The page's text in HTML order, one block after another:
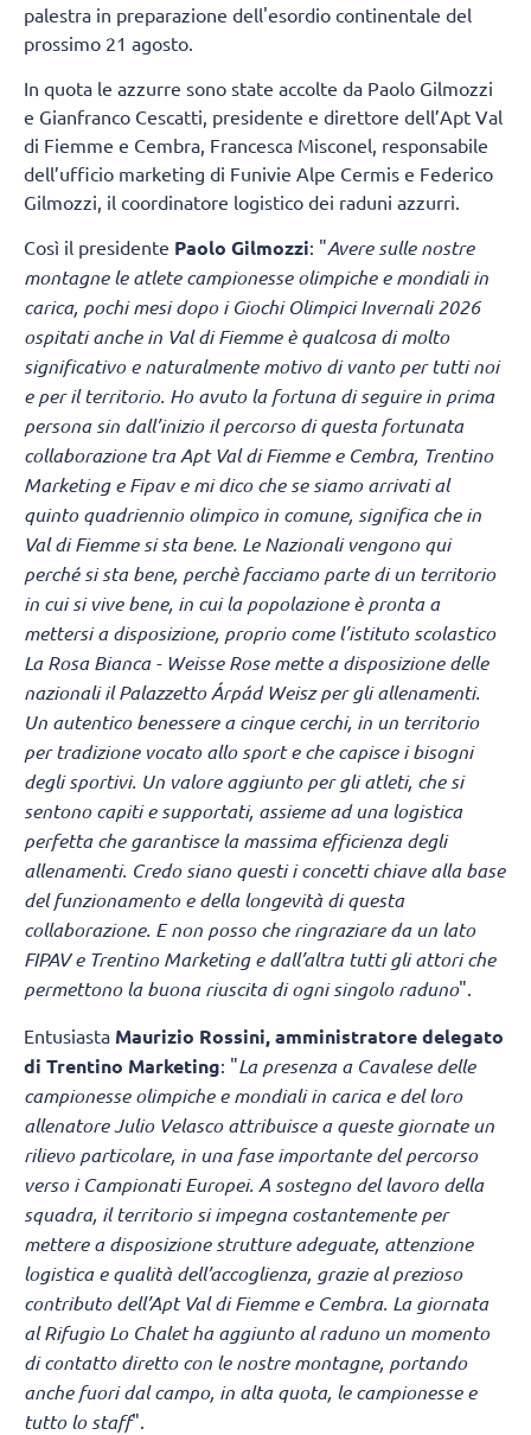
palestra in preparazione dell'esordio continentale del
prossimo 21 agosto.
In quota le azzurre sono state accolte da Paolo Gilmozzi
e Gianfranco Cescatti, presidente e direttore dell’Apt Val
di Fiemme e Cembra, Francesca Misconel, responsabile
dell’ufficio marketing di Funivie Alpe Cermis e Federico
Gilmozzi, il coordinatore logistico dei raduni azzurri.
Così il presidente Paolo Gilmozzi: "Avere sulle nostre
montagne le atlete campionesse olimpiche e mondiali in
carica, pochi mesi dopo i Giochi Olimpici Invernali 2026
ospitati anche in Val di Fiemme è qualcosa di molto
significativo e naturalmente motivo di vanto per tutti noi
e per il territorio. Ho avuto la fortuna di seguire in prima
persona sin dall’inizio il percorso di questa fortunata
collaborazione tra Apt Val di Fiemme e Cembra, Trentino
Marketing e Fipav e mi dico che se siamo arrivati al
quinto quadriennio olimpico in comune, significa che in
Val di Fiemme si sta bene. Le Nazionali vengono qui
perché si sta bene, perchè facciamo parte di un territorio
in cui si vive bene, in cui la popolazione è pronta a
mettersi a disposizione, proprio come l’istituto scolastico
La Rosa Bianca - Weisse Rose mette a disposizione delle
nazionali il Palazzetto Árpád Weisz per gli allenamenti.
Un autentico benessere a cinque cerchi, in un territorio
per tradizione vocato allo sport e che capisce i bisogni
degli sportivi. Un valore aggiunto per gli atleti, che si
sentono capiti e supportati, assieme ad una logistica
perfetta che garantisce la massima efficienza degli
allenamenti. Credo siano questi i concetti chiave alla base
del funzionamento e della longevità di questa
collaborazione. E non posso che ringraziare da un lato
FIPAV e Trentino Marketing e dall’altra tutti gli attori che
permettono la buona riuscita di ogni singolo raduno".
Entusiasta Maurizio Rossini, amministratore delegato
di Trentino Marketing: "La presenza a Cavalese delle
campionesse olimpiche e mondiali in carica e del loro
allenatore Julio Velasco attribuisce a queste giornate un
rilievo particolare, in una fase importante del percorso
verso i Campionati Europei. A sostegno del lavoro della
squadra, il territorio si impegna costantemente per
mettere a disposizione strutture adeguate, attenzione
logistica e qualità dell’accoglienza, grazie al prezioso
contributo dell’Apt Val di Fiemme e Cembra. La giornata
al Rifugio Lo Chalet ha aggiunto al raduno un momento
di contatto diretto con le nostre montagne, portando
anche fuori dal campo, in alta quota, le campionesse e
tutto lo staff".